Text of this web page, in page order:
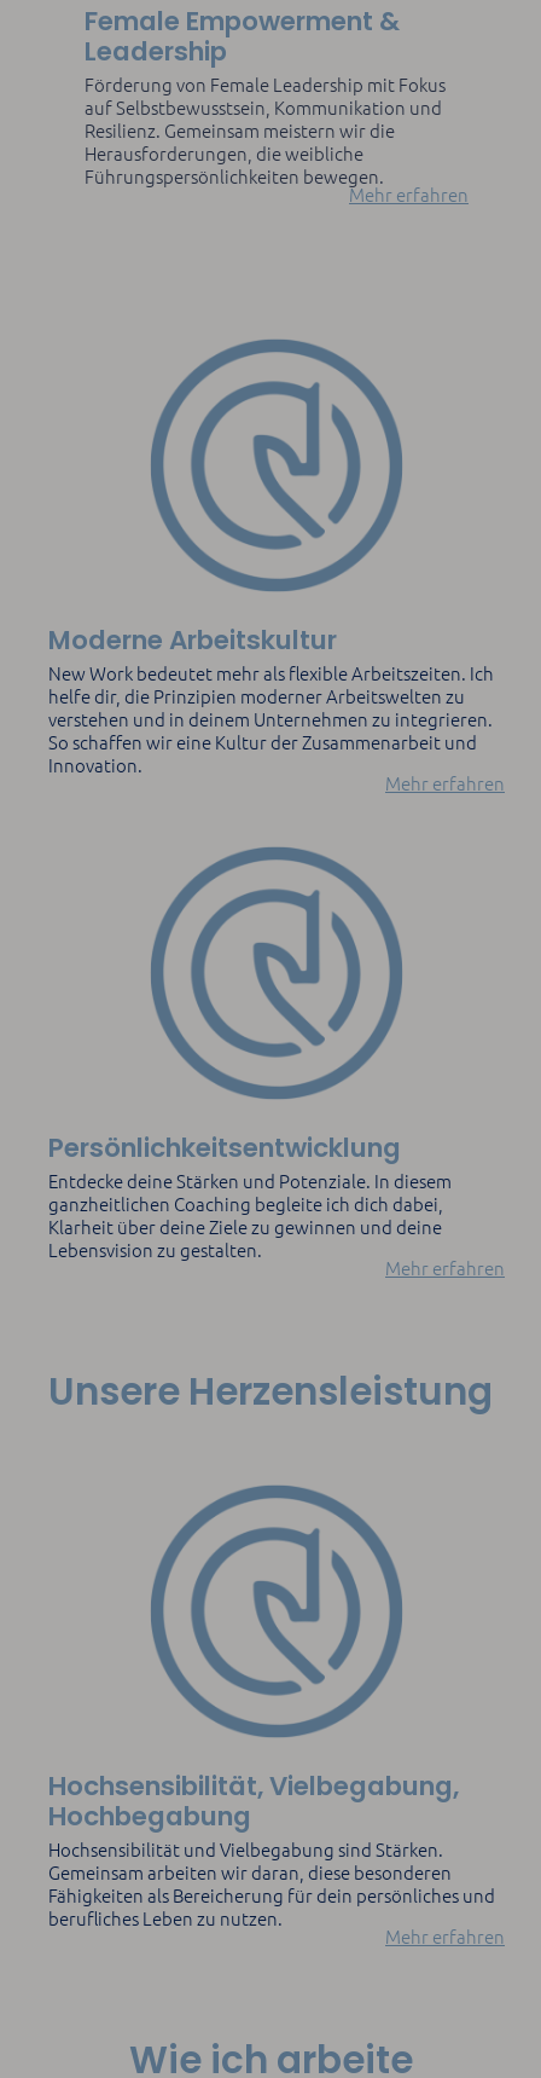
Female Empowerment &
Leadership
Förderung von Female Leadership mit Fokus
auf Selbstbewusstsein, Kommunikation und
Resilienz. Gemeinsam meistern wir die
Herausforderungen, die weibliche
Führungspersönlichkeiten bewegen.
Mehr erfahren
Moderne Arbeitskultur
New Work bedeutet mehr als flexible Arbeitszeiten. Ich
helfe dir, die Prinzipien moderner Arbeitswelten zu
verstehen und in deinem Unternehmen zu integrieren.
So schaffen wir eine Kultur der Zusammenarbeit und
Innovation.
Mehr erfahren
Persönlichkeitsentwicklung
Entdecke deine Stärken und Potenziale. In diesem
ganzheitlichen Coaching begleite ich dich dabei,
Klarheit über deine Ziele zu gewinnen und deine
Lebensvision zu gestalten.
Mehr erfahren
Unsere Herzensleistung
Hochsensibilität, Vielbegabung,
Hochbegabung
Hochsensibilität und Vielbegabung sind Stärken.
Gemeinsam arbeiten wir daran, diese besonderen
Fähigkeiten als Bereicherung für dein persönliches und
berufliches Leben zu nutzen.
Mehr erfahren
Wie ich arbeite